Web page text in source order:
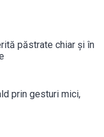
păstrate chiar și în
prin gesturi mici,